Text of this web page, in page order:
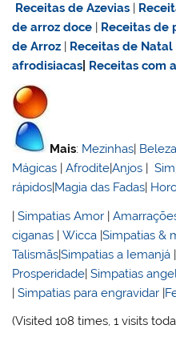
Receitas de Azevias |
dearroz doce | Receitas de
de Arroz | Receitas de Natal
afrodisiacas Receitas com
Mais: Mezinhas Beleza
Mágicas |Afrodite|Anjos |
rápidos Magia das Fadas
|Simpatias Amor |
ciganas |Wicca |Simpatias &
Talismãs|Simpatias a Iemanjá
Prosperidade|Simpatias
|Simpatias para engravidar |
(Visited 108 times, 1 visits